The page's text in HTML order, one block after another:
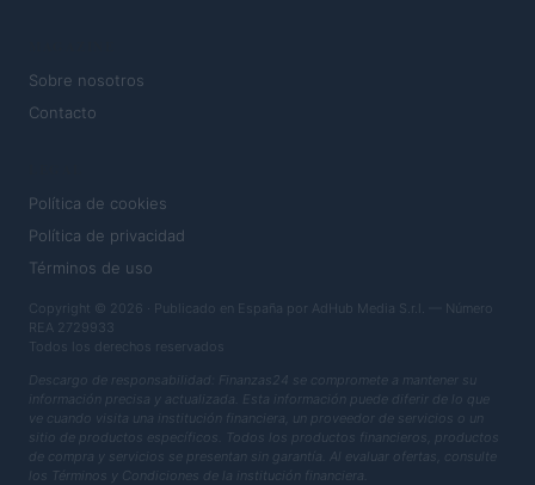
Sobre nosotros
Contacto
Política de cookies
Política de privacidad
Términos de uso
Copyright © 2026 · Publicado en España por AdHub Media S.r.l. — Número
REA 2729933
Todos los derechos reservados
Descargo de responsabilidad: Finanzas24 se compromete a mantener su
información precisa y actualizada. Esta información puede diferir de lo que
ve cuando visita una institución financiera, un proveedor de servicios o un
sitio de productos específicos. Todos los productos financieros, productos
de compra y servicios se presentan sin garantía. Al evaluar ofertas, consulte
los Términos y Condiciones de la institución financiera.